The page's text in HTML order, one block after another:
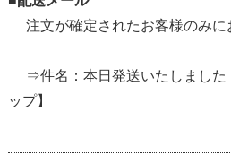
注文が確定されたお客様のみに
⇒件名：本日発送いたしました
ップ】